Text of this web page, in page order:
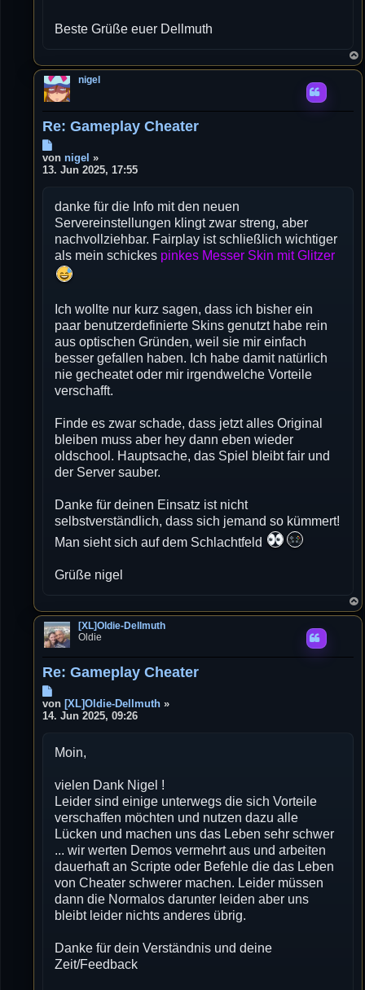
Beste Grüße euer Dellmuth
c
nigel
Re: Gameplay Cheater
e
i
a
g
vonnigel »
13. Jun 2025, 17:55
danke für die Info mit den neuen
Servereinstellungen klingt zwar streng, aber
nachvollziehbar. Fairplay ist schließlich wichtiger
als mein schickes pinkes Messer Skin mit Glitzer
Ich wollte nur kurz sagen, dass ich bisher ein
paar benutzerdefinierte Skins genutzt habe rein
aus optischen Gründen, weil sie mir einfach
besser gefallen haben. Ich habe damit natürlich
nie gecheatet oder mir irgendwelche Vorteile
verschafft.
Finde es zwar schade, dass jetzt alles Original
bleiben muss aber hey dann eben wieder
oldschool. Hauptsache, das Spiel bleibt fair und
der Server sauber.
Danke für deinen Einsatz ist nicht
selbstverständlich, dass sich jemand so kümmert!
Man sieht sich auf dem Schlachtfeld
Grüße nigel
c
[XL]Oldie-Dellmuth
Oldie
Re: Gameplay Cheater
e
i
a
von [XL]Oldie-Dellmuth »
14. Jun 2025, 09:26
Moin,
vielen Dank Nigel !
Leider sind einige unterwegs die sich Vorteile
verschaffen möchten und nutzen dazu alle
Lücken und machen uns das Leben sehr schwer
... wir werten Demos vermehrt aus und arbeiten
dauerhaft an Scripte oder Befehle die das Leben
von Cheater schwerer machen. Leider müssen
dann die Normalos darunter leiden aber uns
bleibt leider nichts anderes übrig.
Danke für dein Verständnis und deine
Zeit/Feedback